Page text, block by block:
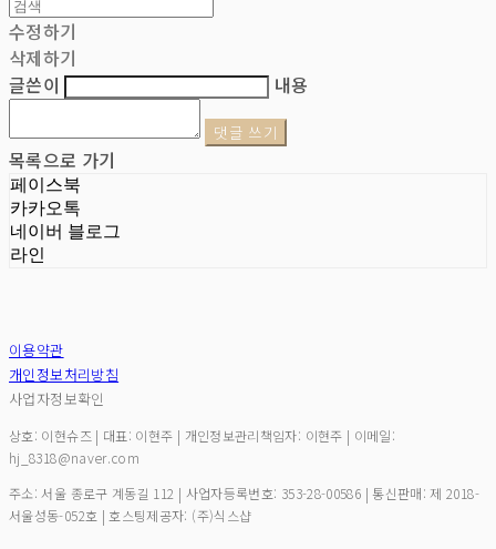
수정하기
삭제하기
글쓴이
내용
댓글 쓰기
목록으로 가기
페이스북
카카오톡
네이버 블로그
라인
이용약관
개인정보처리방침
사업자정보확인
상호: 이현슈즈 | 대표: 이현주 | 개인정보관리책임자: 이현주 | 이메일:
hj_8318@naver.com
주소: 서울 종로구 계동길 112 | 사업자등록번호: 353-28-00586 | 통신판매:제 2018-
서울성동-052호 | 호스팅제공자: (주)식스샵